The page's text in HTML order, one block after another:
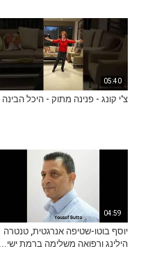
05:40
צ'י קונג - פנינה מתוק - היכל הבינה
04:59
יוסף בוטו-שטיפה אנרגטית, טנטרה
הילינג ורפואה משלימה ברמת ישי...